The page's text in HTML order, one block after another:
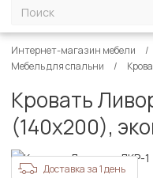
Интернет-магазин мебели
Мебель для спальни
Кровать
(140х200),
Доставка за 1 день